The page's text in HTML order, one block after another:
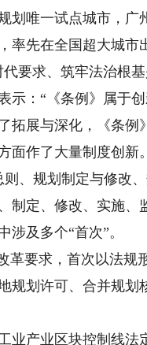
唯一试点城市，广
率先在全国超大城市
要求、筑牢法治根
示：“《条例》属于
展与深化，《条例
面作了大量制度创新
规划制定与修改、
制定、修改、实施、
及多个“首次”。
要求，首次以法规
规划许可、合并规划
产业区块控制线法